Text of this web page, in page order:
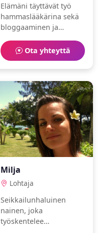
Elämäni täyttävät työ
hammaslääkärina sekä
bloggaaminen ja
seikkailunhaluinen.
Ota yhteyttä
Milja
Lohtaja
Seikkailunhaluinen
nainen, joka
työskentelee